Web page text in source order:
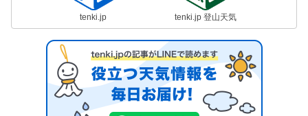
tenki.jp tenki.jp 登山天気